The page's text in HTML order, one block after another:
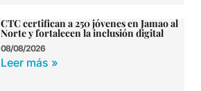
CTC certifican a 250 jóvenes en Jamao al
Norte y fortalecen la inclusión digital
08/08/2026
Leer más »